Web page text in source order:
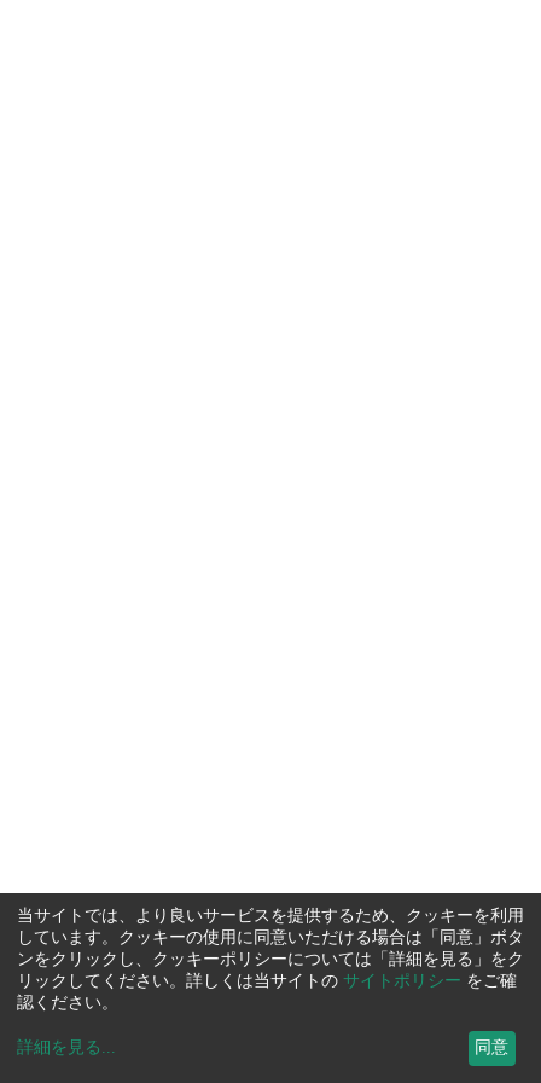
当サイトでは、より良いサービスを提供するため、クッキーを利用
しています。クッキーの使用に同意いただける場合は「同意」ボタ
ンをクリックし、クッキーポリシーについては「詳細を見る」をク
リックしてください。詳しくは当サイトの サイトポリシー をご確
認ください。
詳細を見る ... 同意